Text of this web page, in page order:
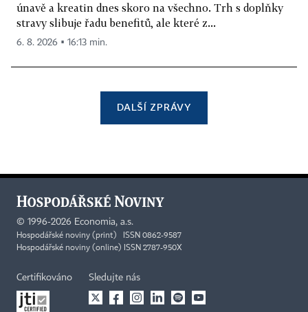
únavě a kreatin dnes skoro na všechno. Trh s doplňky
stravy slibuje řadu benefitů, ale které z...
6. 8. 2026 ▪ 16:13 min.
DALŠÍ ZPRÁVY
© 1996-2026 Economia, a.s.
Hospodářské noviny (print) ISSN 0862-9587
Hospodářské noviny (online) ISSN 2787-950X
Certifikováno Sledujte nás